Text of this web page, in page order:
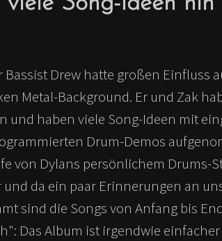
Bassist Drew hatte großen Einfluss
Metal-Background. Er und Zak
und haben viele Song-Ideen mit
Drum-Demos
von Dylans persönlichem Drums-
und da ein paar Erinnerungen an
sind die Songs von Anfang bis
Das Album ist irgendwie